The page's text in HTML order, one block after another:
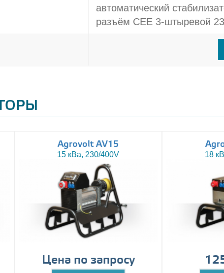
автоматический
разъём CEE 3-штыревой
Agrovolt AV15
15 кВа, 230/400V
Цена по запросу
18